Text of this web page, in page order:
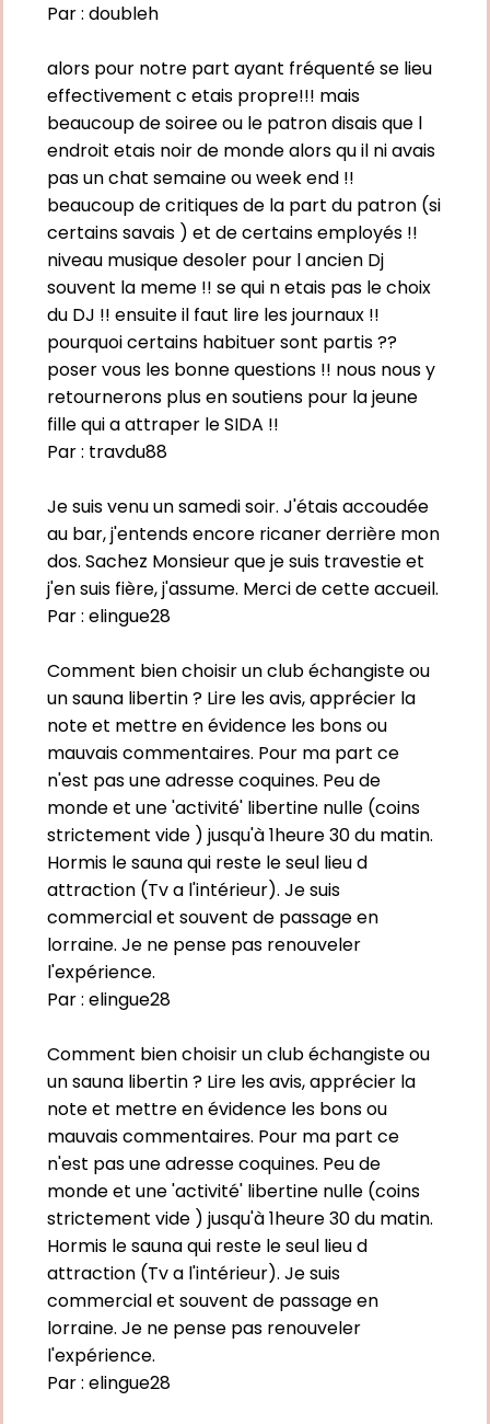
Par : doubleh
alors pour notre part ayant fréquenté se lieu
effectivement c etais propre!!! mais
beaucoup de soiree ou le patron disais que l
endroit etais noir de monde alors qu il ni avais
pas un chat semaine ou week end !!
beaucoup de critiques de la part du patron (si
certains savais ) et de certains employés !!
niveau musique desoler pour l ancien Dj
souvent la meme !! se qui n etais pas le choix
du DJ !! ensuite il faut lire les journaux !!
pourquoi certains habituer sont partis ??
poser vous les bonne questions !! nous nous y
retournerons plus en soutiens pour la jeune
fille qui a attraper le SIDA !!
Par : travdu88
Je suis venu un samedi soir. J'étais accoudée
au bar, j'entends encore ricaner derrière mon
dos. Sachez Monsieur que je suis travestie et
j'en suis fière, j'assume. Merci de cette accueil.
Par : elingue28
Comment bien choisir un club échangiste ou
un sauna libertin ? Lire les avis, apprécier la
note et mettre en évidence les bons ou
mauvais commentaires. Pour ma part ce
n'est pas une adresse coquines. Peu de
monde et une 'activité' libertine nulle (coins
strictement vide ) jusqu'à 1heure 30 du matin.
Hormis le sauna qui reste le seul lieu d
attraction (Tv a l'intérieur). Je suis
commercial et souvent de passage en
lorraine. Je ne pense pas renouveler
l'expérience.
Par : elingue28
Comment bien choisir un club échangiste ou
un sauna libertin ? Lire les avis, apprécier la
note et mettre en évidence les bons ou
mauvais commentaires. Pour ma part ce
n'est pas une adresse coquines. Peu de
monde et une 'activité' libertine nulle (coins
strictement vide ) jusqu'à 1heure 30 du matin.
Hormis le sauna qui reste le seul lieu d
attraction (Tv a l'intérieur). Je suis
commercial et souvent de passage en
lorraine. Je ne pense pas renouveler
l'expérience.
Par : elingue28